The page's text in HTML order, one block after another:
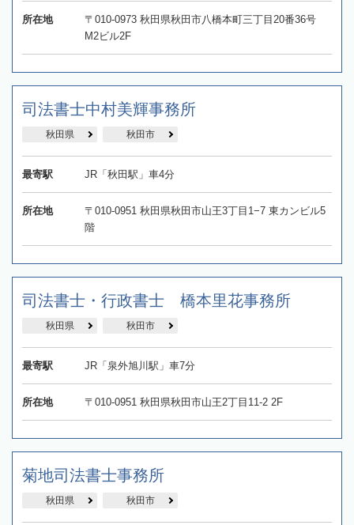
所在地
〒010-0973 秋田県秋田市八橋本町三丁目20番36号
M2ビル2F
司法書士中村美輝事務所
秋田県 秋田市
最寄駅 JR「秋田駅」車4分
所在地
〒010-0951 秋田県秋田市山王3丁目1−7 東カンビル5
階
司法書士・行政書士 橋本里花事務所
秋田県 秋田市
最寄駅 JR「泉外旭川駅」車7分
所在地 〒010-0951 秋田県秋田市山王2丁目11-2 2F
菊地司法書士事務所
秋田県 秋田市